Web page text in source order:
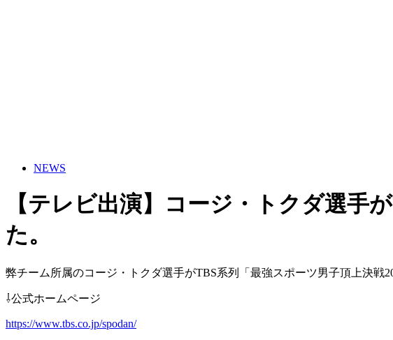
NEWS
【テレビ出演】コージ・トクダ選手
た。
弊チーム所属のコージ・トクダ選手がTBS系列「最強スポーツ男子頂上決戦
⇩公式ホームページ
https://www.tbs.co.jp/spodan/